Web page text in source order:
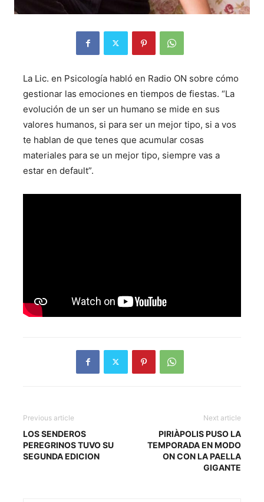
La Lic. en Psicología habló en Radio ON sobre cómo
gestionar las emociones en tiempos de fiestas. “La
evolución de un ser un humano se mide en sus
valores humanos, si para ser un mejor tipo, si a vos
te hablan de que tenes que acumular cosas
materiales para se un mejor tipo, siempre vas a
estar en default”.
Previous article
LOS SENDEROS
PEREGRINOS TUVO SU
SEGUNDA EDICION
Next article
PIRIÀPOLIS PUSO LA
TEMPORADA EN MODO
ON CON LA PAELLA
GIGANTE